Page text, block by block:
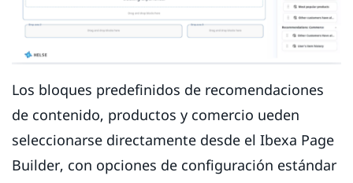
Los bloques predefinidos de recomendaciones
de contenido, productos y comercio ueden
seleccionarse directamente desde el Ibexa Page
Builder, con opciones de configuración estándar